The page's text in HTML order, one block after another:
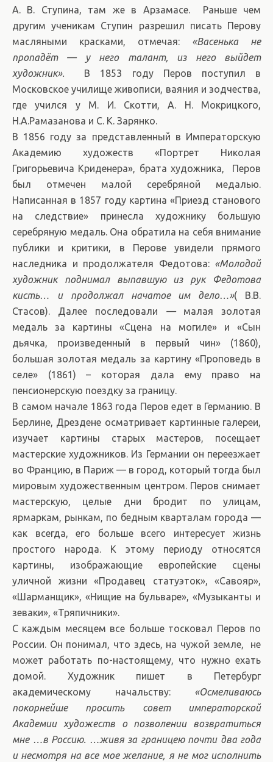
А. В. Ступина, там же в Арзамасе. Раньше чем
другим ученикам Ступин разрешил писать Перову
масляными красками, отмечая: «Васенька не
пропадёт — у него талант, из него выйдет
художник». В 1853 году Перов поступил в
Московское училище живописи, ваяния и зодчества,
где учился у М. И. Скотти, А. Н. Мокрицкого,
Н.А.Рамазанова и С. К. Зарянко.
В 1856 году за представленный в Императорскую
Академию художеств «Портрет Николая
Григорьевича Криденера», брата художника, Перов
был отмечен малой серебряной медалью.
Написанная в 1857 году картина «Приезд станового
на следствие» принесла художнику большую
серебряную медаль. Она обратила на себя внимание
публики и критики, в Перове увидели прямого
наследника и продолжателя Федотова: «Молодой
художник поднимал выпавшую из рук Федотова
кисть… и продолжал начатое им дело…»( В.В.
Стасов). Далее последовали — малая золотая
медаль за картины «Сцена на могиле» и «Сын
дьячка, произведенный в первый чин» (1860),
большая золотая медаль за картину «Проповедь в
селе» (1861) – которая дала ему право на
пенсионерскую поездку за границу.
В самом начале 1863 года Перов едет в Германию. В
Берлине, Дрездене осматривает картинные галереи,
изучает картины старых мастеров, посещает
мастерские художников. Из Германии он переезжает
во Францию, в Париж — в город, который тогда был
мировым художественным центром. Перов снимает
мастерскую, целые дни бродит по улицам,
ярмаркам, рынкам, по бедным кварталам города —
как всегда, его больше всего интересует жизнь
простого народа. К этому периоду относятся
картины, изображающие европейские сцены
уличной жизни «Продавец статуэток», «Савояр»,
«Шарманщик», «Нищие на бульваре», «Музыканты и
зеваки», «Тряпичники».
С каждым месяцем все больше тосковал Перов по
России. Он понимал, что здесь, на чужой земле, не
может работать по-настоящему, что нужно ехать
домой. Художник пишет в Петербург
академическому начальству: «Осмеливаюсь
покорнейше просить совет императорской
Академии художеств о позволении возвратиться
мне …в Россию. …живя за границею почти двагода
и несмотря на все мое желание, я не мог исполнить